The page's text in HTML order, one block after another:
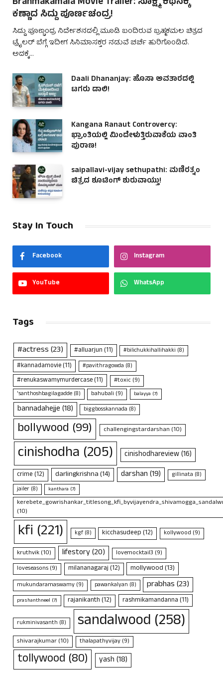
ಕಣ್ಣಾದ ಸಿದ್ದು ಪೂರ್ಣಚಂದ್ರ!
ಸಿದ್ದು ಪೂಣ್ಚಂದ್ರ ನಿರ್ದೇಶನದಲ್ಲಿ ಮೂಡಿ ಬಂದಿರುವ ಬ್ರಹ್ಮಕಮಲ ಚಿತ್ರದ
ಟ್ರೈಲರ್ ಬೆಗ್ಗೆ ಇದೀಗ ಸಿನಿಮಾಸಕ್ತರ ನಡುವೆ ಚರ್ಚೆ ಹುರಿಗೊಂಡಿದೆ.
ಅದಕ್ಕೆ…
Daali Dhananjay: ಹೊಸಾ ಅವತಾರದಲ್ಲಿ
ಟಗರು ಡಾಲಿ!
Kangana Ranaut Controvercy:
ಭ್ರಾಂತಿಯಲ್ಲಿ ಮಿಂದೇಳುತ್ತಿರುವಾಕೆಯ ವಾಂತಿ
ಪುರಾಣ!
saipallavi-vijay sethupathi: ಮಣಿರತ್ನಂ
ಚಿತ್ರದ ಶೂಟಿಂಗ್ ಶುರುವಾಯ್ತು!
Stay In Touch
Facebook Instagram
YouTube WhatsApp
Tags
#actress(23) #alluarjun(11) #bilichukkihallihakki (8)
#kannadamovie(11) #pavithragowda (8)
#renukaswamymurdercase(11) #toxic(9)
'santhoshbagilagadde (8) bahubali (9) balayya (7)
bannadahejje(18) biggbosskannada (8)
bollywood (99) challengingstardarshan (10)
cinishodha (205) cinishodhareview(16)
crime(12) darlingkrishna(14) darshan(19) gillinata (8)
jailer (8) kanthara (7)
(10)
kfi (221) kgf(8) kicchasudeep(12) kollywood (9)
kruthvik(10) lifestory(20) lovemocktail3 (9)
loveseasons (9) milananagaraj(12) mollywood(13)
mukundaramaswamy (9) pawankalyan (8) prabhas(23)
prashanthneel (7) rajanikanth(12) rashmikamandanna(11)
rukminivasanth (8) sandalwood (258)
shivarajkumar(10) thalapathyvijay(9)
tollywood (80) yash(18)